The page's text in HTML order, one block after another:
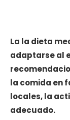
La la dieta
adaptarse al
la comida en
locales, la
adecuado.